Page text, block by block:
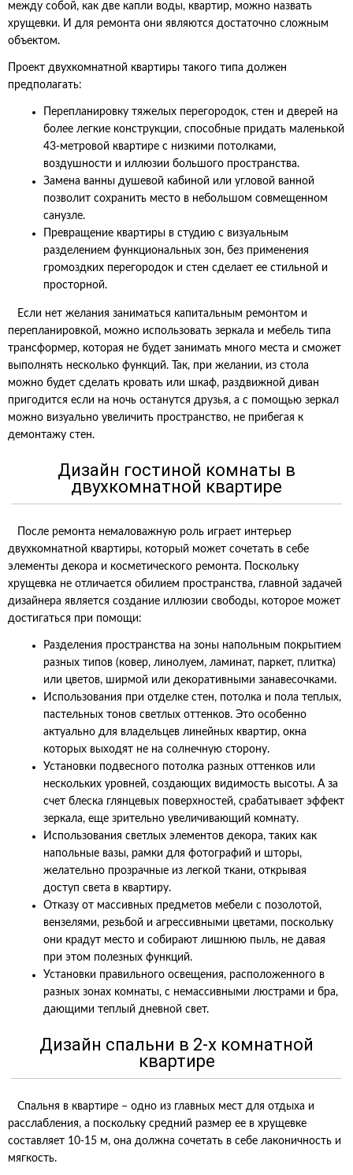
между собой, как две капли воды, квартир, можно назвать
хрущевки. И для ремонта они являются достаточно сложным
объектом.
Проект двухкомнатной квартиры такого типа должен
предполагать:
Перепланировку тяжелых перегородок, стен и дверей на
более легкие конструкции, способные придать маленькой
43-метровой квартире с низкими потолками,
воздушности и иллюзии большого пространства.
Замена ванны душевой кабиной или угловой ванной
позволит сохранить место в небольшом совмещенном
санузле.
Превращение квартиры в студию с визуальным
разделением функциональных зон, без применения
громоздких перегородок и стен сделает ее стильной и
просторной.
Если нет желания заниматься капитальным ремонтом и
перепланировкой, можно использовать зеркала и мебель типа
трансформер, которая не будет занимать много места и сможет
выполнять несколько функций. Так, при желании, из стола
можно будет сделать кровать или шкаф, раздвижной диван
пригодится если на ночь останутся друзья, а с помощью зеркал
можно визуально увеличить пространство, не прибегая к
демонтажу стен.
Дизайн гостиной комнаты в
двухкомнатной квартире
После ремонта немаловажную роль играет интерьер
двухкомнатной квартиры, который может сочетать в себе
элементы декора и косметического ремонта. Поскольку
хрущевка не отличается обилием пространства, главной задачей
дизайнера является создание иллюзии свободы, которое может
достигаться при помощи:
Разделения пространства на зоны напольным покрытием
разных типов (ковер, линолуем, ламинат, паркет, плитка)
или цветов, ширмой или декоративными занавесочками.
Использования при отделке стен, потолка и пола теплых,
пастельных тонов светлых оттенков. Это особенно
актуально для владельцев линейных квартир, окна
которых выходят не на солнечную сторону.
Установки подвесного потолка разных оттенков или
нескольких уровней, создающих видимость высоты. А за
счет блеска глянцевых поверхностей, срабатывает эффект
зеркала, еще зрительно увеличивающий комнату.
Использования светлых элементов декора, таких как
напольные вазы, рамки для фотографий и шторы,
желательно прозрачные из легкой ткани, открывая
доступ света в квартиру.
Отказу от массивных предметов мебели с позолотой,
вензелями, резьбой и агрессивными цветами, поскольку
они крадут место и собирают лишнюю пыль, не давая
при этом полезных функций.
Установки правильного освещения, расположенного в
разных зонах комнаты, с немассивными люстрами и бра,
дающими теплый дневной свет.
Дизайн спальни в 2-х комнатной
квартире
Спальня в квартире – одно из главных мест для отдыха и
расслабления, а поскольку средний размер ее в хрущевке
составляет 10-15 м, она должна сочетать в себе лаконичность и
мягкость.